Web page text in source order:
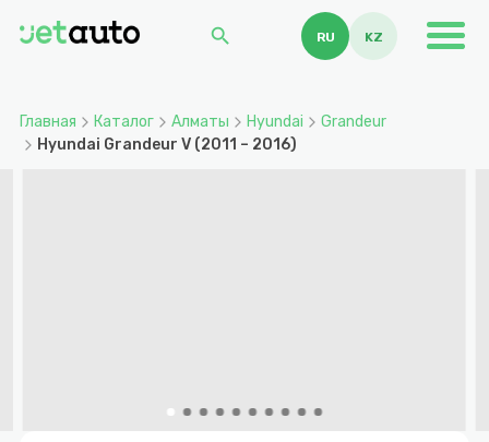
search RU KZ
Главная Каталог Алматы Hyundai
Grandeur
Hyundai Grandeur V (2011 – 2016)